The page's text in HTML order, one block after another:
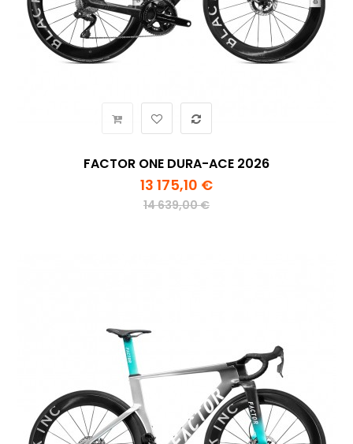
FACTOR ONE DURA-ACE 2026
13 175,10 €
14 639,00 €